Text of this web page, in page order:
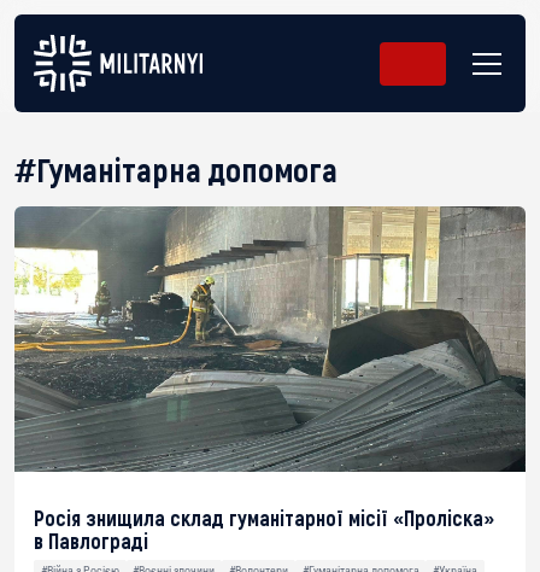
#Гуманітарна допомога
Росія знищила склад гуманітарної місії «Проліска»
в Павлограді